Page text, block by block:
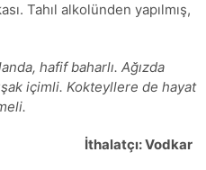
Tahıl alkolünden yapılmış,
hafif baharlı. Ağızda
içimli. Kokteyllere de hayat
İthalatçı: Vodkar